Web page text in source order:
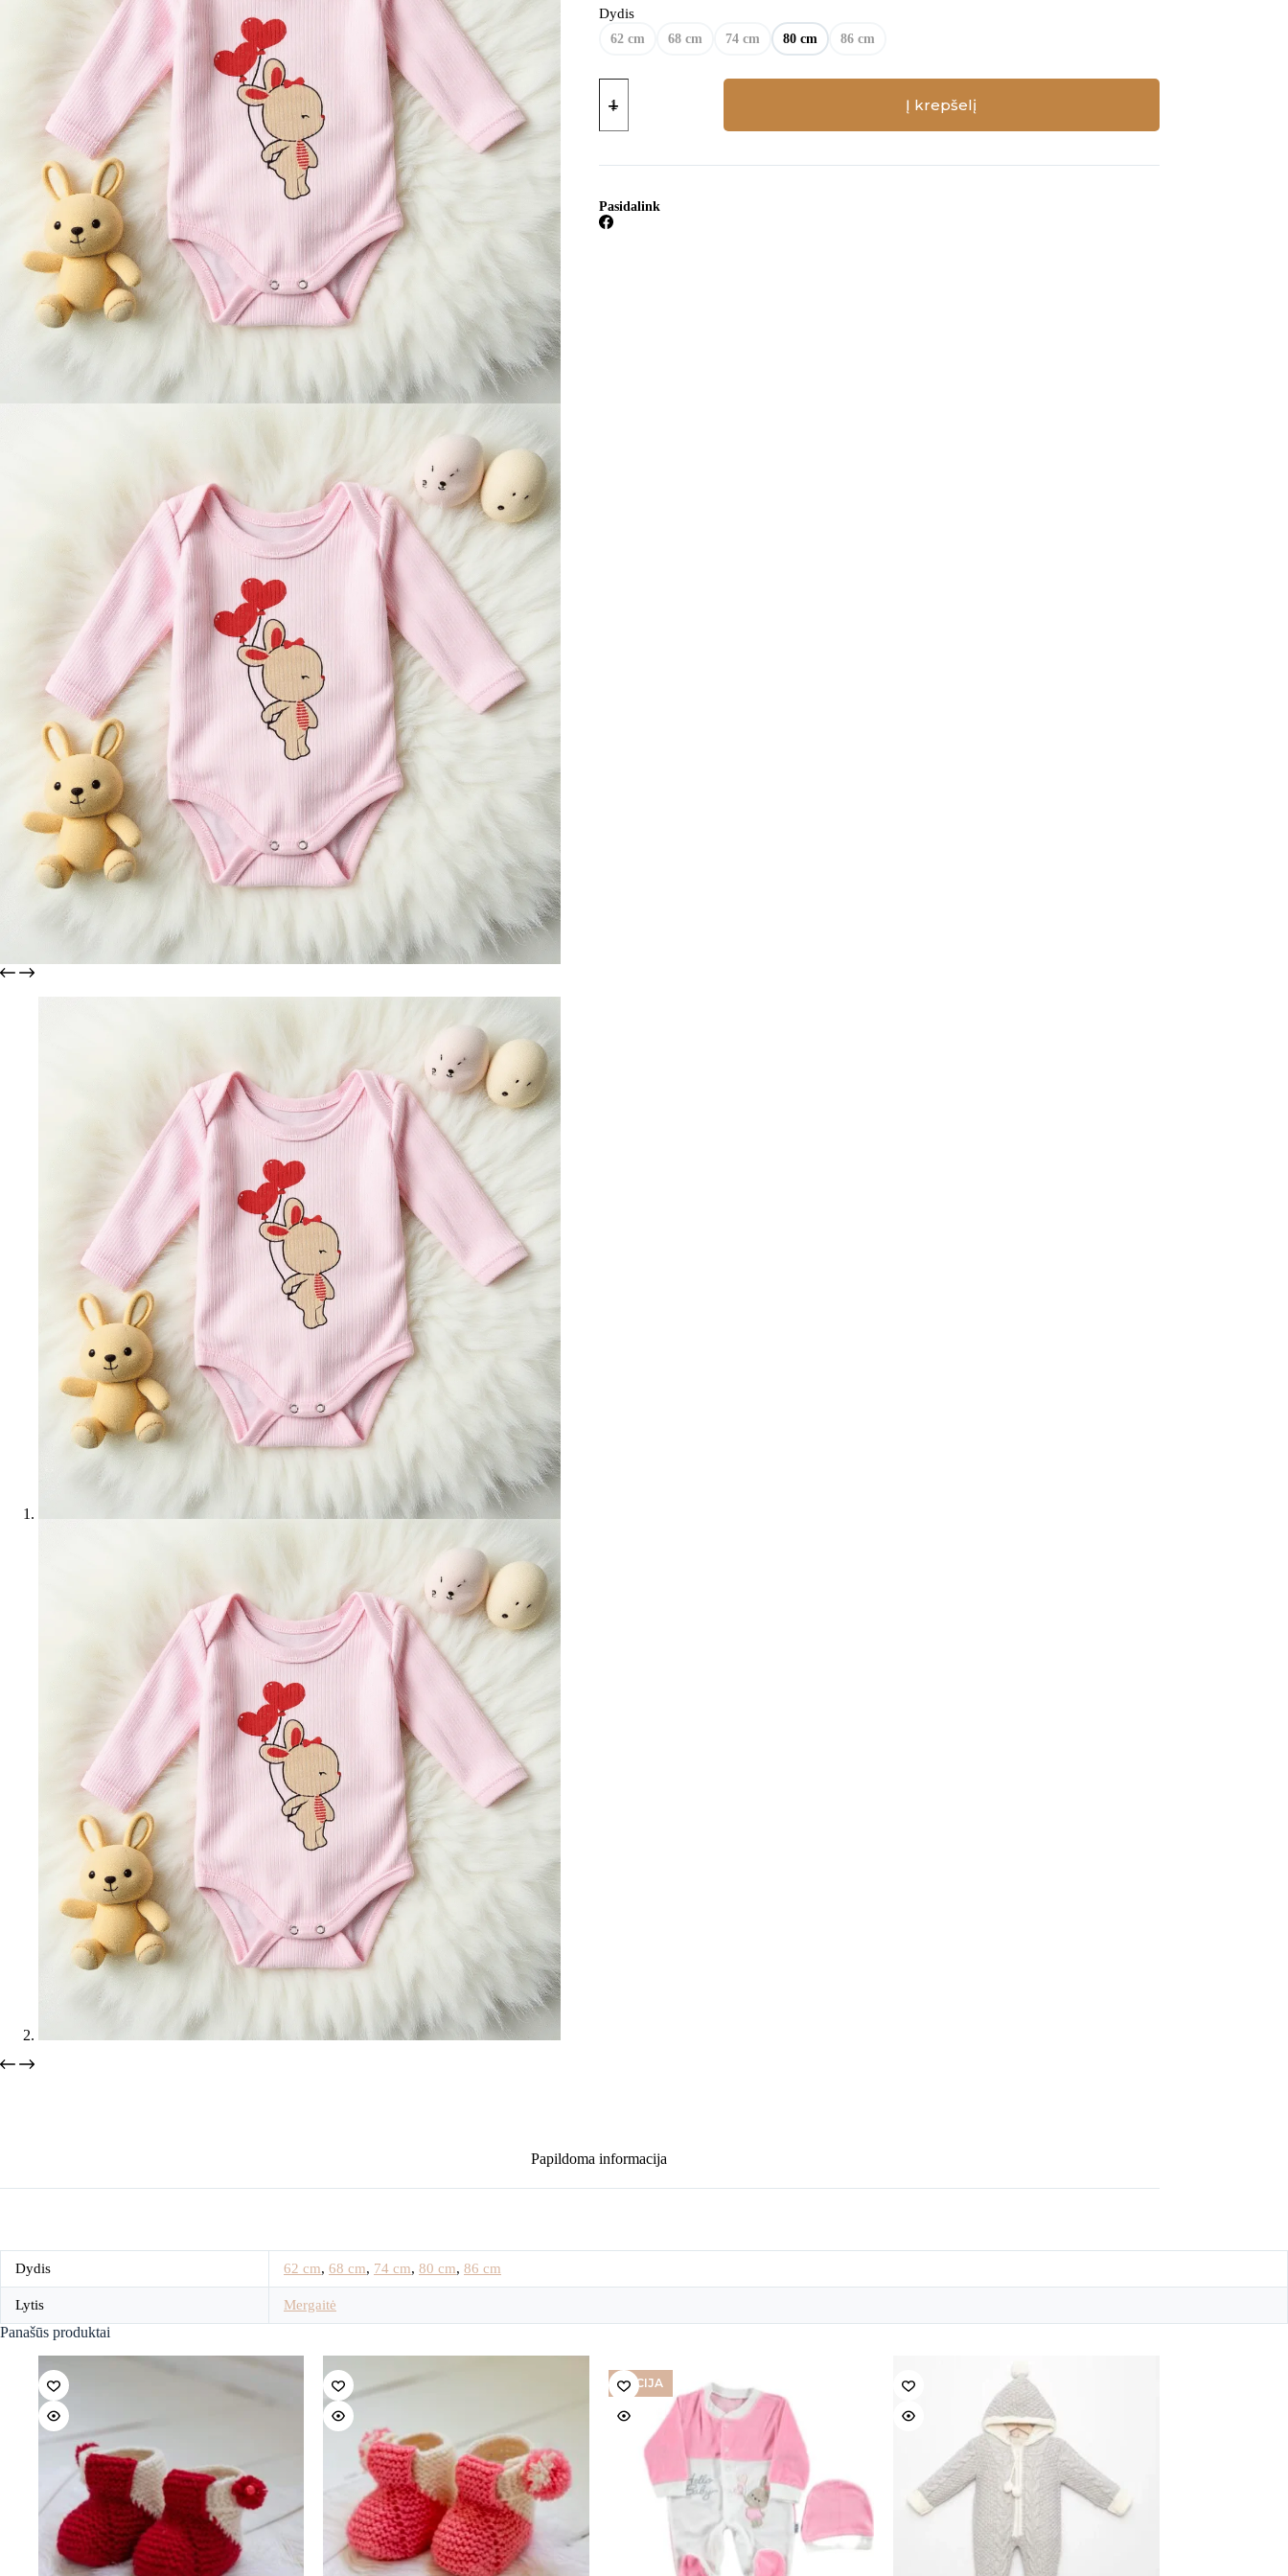
Dydis
62 cm 68 cm 74 cm 80 cm 86 cm
kiekis:
Į krepšelį
Pasidalink
Papildoma informacija
Dydis 62 cm, 68 cm, 74 cm, 80 cm, 86 cm
Lytis Mergaitė
Panašūs produktai
AKCIJA